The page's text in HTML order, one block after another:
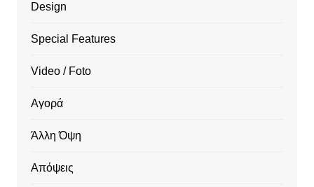
Design
Special Features
Video / Foto
Αγορά
Άλλη Όψη
Απόψεις